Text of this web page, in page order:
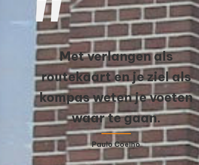
Met verlangen als
routekaart en je ziel als
kompas weten je voeten
waar te gaan.
Paulo Coelho